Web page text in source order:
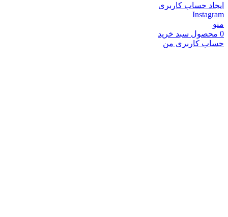
ایجاد حساب کاربری
Instagram
منو
0 محصول سبد خرید
حساب کاربری من